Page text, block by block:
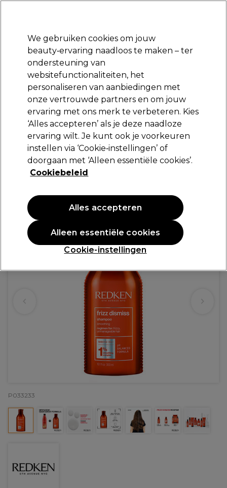
Aanmelden
Merken Deals Haar Elektra
Volgende dag geleverd*
Na verzending, maandag t/m vrijdag
Redken
Redken Frizz Dismiss Sulfate Shampoo
300ml
(5
P033233
We gebruiken cookies om jouw
beauty‑ervaring naadloos te maken – ter
ondersteuning van
websitefunctionaliteiten, het
personaliseren van aanbiedingen met
onze vertrouwde partners en om jouw
ervaring met ons merk te verbeteren. Kies
‘Alles accepteren’ als je deze naadloze
ervaring wilt. Je kunt ook je voorkeuren
instellen via ‘Cookie‑instellingen’ of
doorgaan met ‘Alleen essentiële cookies’.
Cookiebeleid
Cookie-instellingen
Alleen essentiële cookies
Alles accepteren